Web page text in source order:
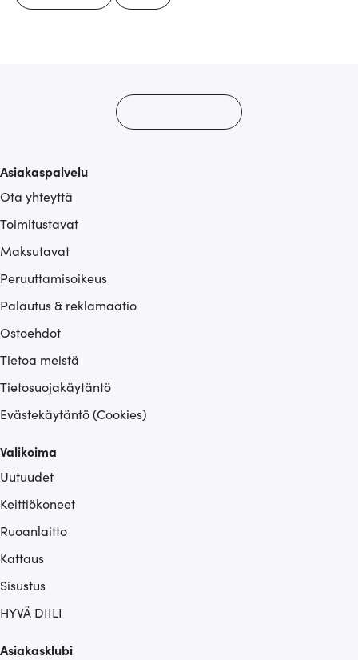
Asiakaspalvelu
Ota yhteyttä
Toimitustavat
Maksutavat
Peruuttamisoikeus
Palautus & reklamaatio
Ostoehdot
Tietoa meistä
Tietosuojakäytäntö
Evästekäytäntö (Cookies)
Valikoima
Uutuudet
Keittiökoneet
Ruoanlaitto
Kattaus
Sisustus
HYVÄ DIILI
Asiakasklubi